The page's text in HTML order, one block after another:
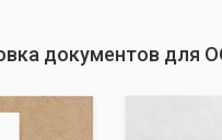
документов для